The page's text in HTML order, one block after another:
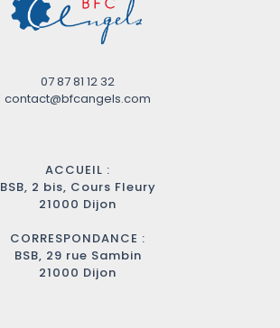
07 87 81 12 32
contact@bfcangels.com
ACCUEIL :
BSB, 2 bis, Cours Fleury
21000 Dijon
CORRESPONDANCE :
BSB, 29 rue Sambin
21000 Dijon